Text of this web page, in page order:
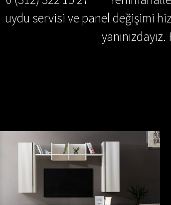
uydu servisi ve panel değişimi